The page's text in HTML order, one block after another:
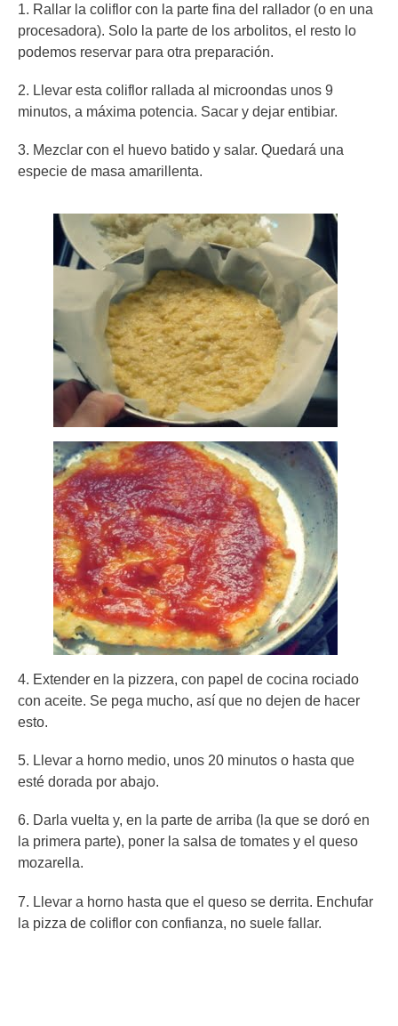
1. Rallar la coliflor con la parte fina del rallador (o en una
procesadora). Solo la parte de los arbolitos, el resto lo
podemos reservar para otra preparación.
2. Llevar esta coliflor rallada al microondas unos 9
minutos, a máxima potencia. Sacar y dejar entibiar.
3. Mezclar con el huevo batido y salar. Quedará una
especie de masa amarillenta.
4. Extender en la pizzera, con papel de cocina rociado
con aceite. Se pega mucho, así que no dejen de hacer
esto.
5. Llevar a horno medio, unos 20 minutos o hasta que
esté dorada por abajo.
6. Darla vuelta y, en la parte de arriba (la que se doró en
la primera parte), poner la salsa de tomates y el queso
mozarella.
7. Llevar a horno hasta que el queso se derrita. Enchufar
la pizza de coliflor con confianza, no suele fallar.